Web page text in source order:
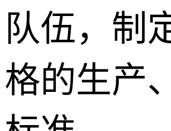
队伍，制
格的生产